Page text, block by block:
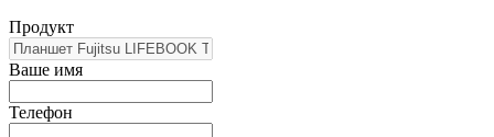
Продукт
Ваше имя
Телефон